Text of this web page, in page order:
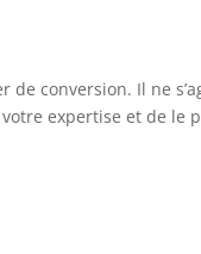
conversion. Il ne
expertise et de le